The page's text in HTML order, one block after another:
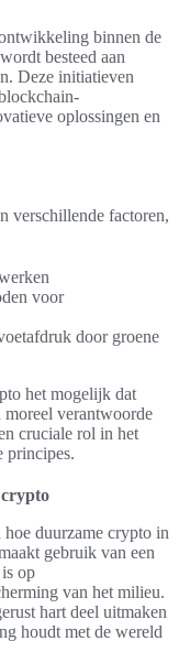
binnen de
besteed aan
Deze initiatieven
oplossingen en
verschillende factoren,
voor
door groene
het mogelijk dat
verantwoorde
cruciale rol in het
principes.
duurzame crypto in
gebruik van een
op
van het milieu.
hart deel uitmaken
houdt met de wereld